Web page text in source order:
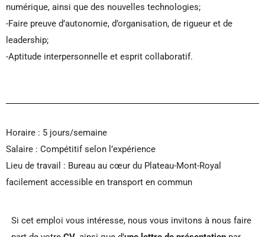
numérique, ainsi que des nouvelles technologies;
-Faire preuve d’autonomie, d’organisation, de rigueur et de
leadership;
-Aptitude interpersonnelle et esprit collaboratif.
Horaire : 5 jours/semaine
Salaire : Compétitif selon l’expérience
Lieu de travail : Bureau au cœur du Plateau-Mont-Royal
facilement accessible en transport en commun
Si cet emploi vous intéresse, nous vous invitons à nous faire